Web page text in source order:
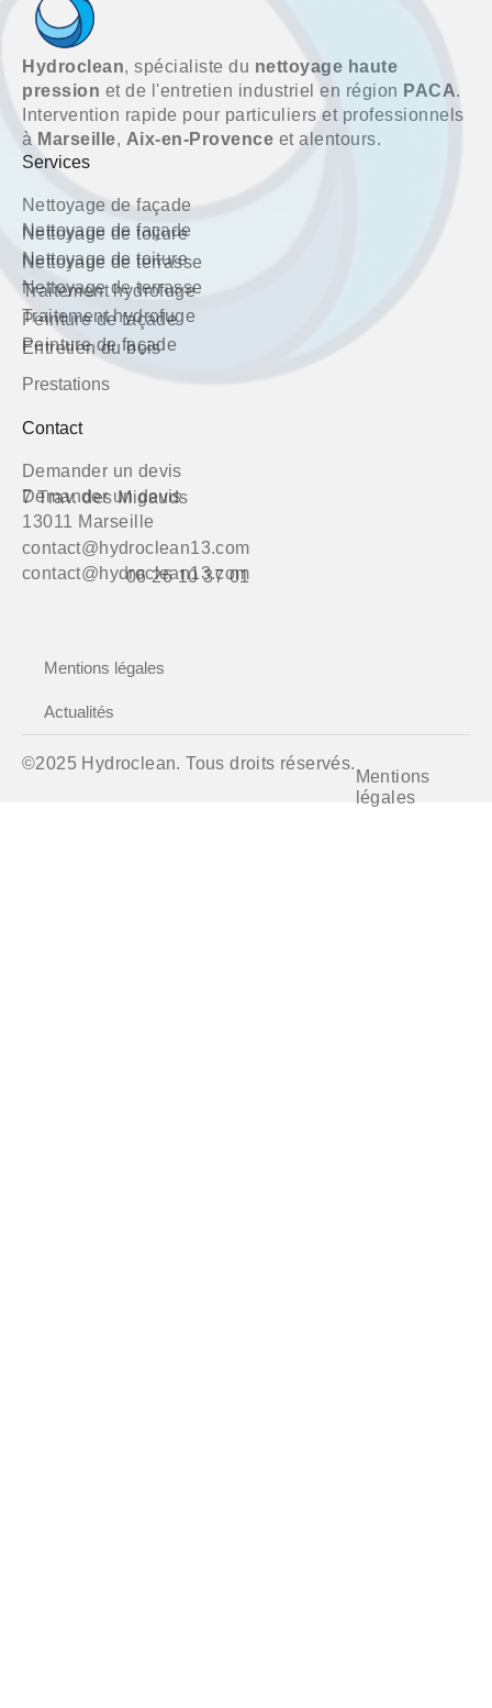
Hydroclean, spécialiste du nettoyage haute
pression et de l'entretien industriel en région PACA.
Intervention rapide pour particuliers et professionnels
à Marseille, Aix-en-Provence et alentours.
Services
Nettoyage de façade
Nettoyage de façade
Nettoyage de toiture
Nettoyage de toiture
Nettoyage de terrasse
Nettoyage de terrasse
Traitement hydrofuge
Traitement hydrofuge
Peinture de façade
Peinture de façade
Entretien du bois
Prestations
Contact
Demander un devis
Demander un devis
7 Trav. des Migauds
13011 Marseille
contact@hydroclean13.com
contact@hydroclean13.com
06 26 10 37 01
Mentions légales
Actualités
©2025 Hydroclean. Tous droits réservés.
Mentions
légales